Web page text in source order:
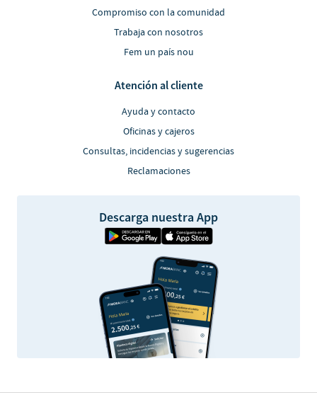
Compromiso con la comunidad
Trabaja con nosotros
Fem un país nou
Atención al cliente
Ayuda y contacto
Oficinas y cajeros
Consultas, incidencias y sugerencias
Reclamaciones
Descarga nuestra App